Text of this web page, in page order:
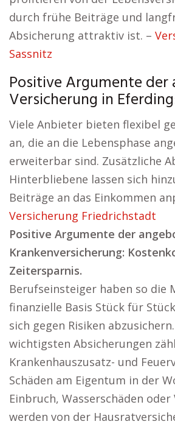
durch frühe Beiträge und
Absicherung attraktiv ist. –
Sassnitz
Positive Argumente der
Versicherung in
Viele Anbieter bieten flexibel
an, die an die Lebensphase
erweiterbar sind. Zusätzliche
Hinterbliebene lassen sich
Beiträge an das Einkommen
Versicherung Friedrichstadt
Positive Argumente der
Krankenversicherung:
Zeitersparnis.
Berufseinsteiger haben so die
finanzielle Basis Stück für
sich gegen Risiken
wichtigsten Absicherungen
Krankenhauszusatz- und
Schäden am Eigentum in der
Einbruch, Wasserschäden oder
werden von der